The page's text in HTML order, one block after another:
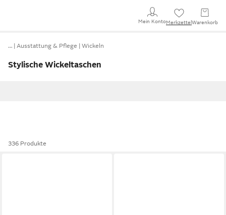
Mein KontoMerkzettel Warenkorb
… Ausstattung & Pflege Wickeln
Stylische Wickeltaschen
336 Produkte